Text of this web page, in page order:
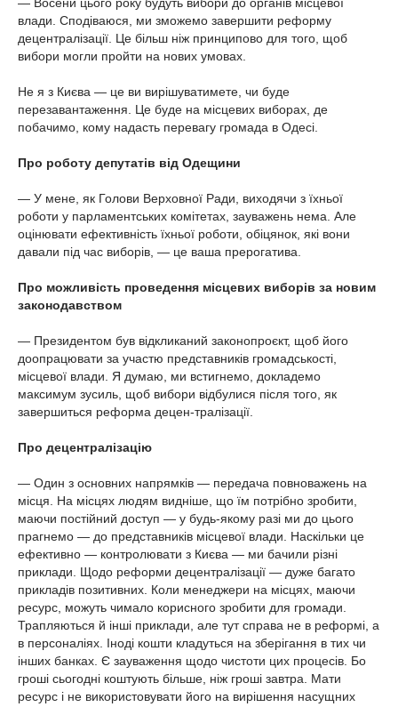
влади. Сподіваюся, ми зможемо завершити реформу
децентралізації. Це більш ніж принципово для того, щоб
вибори могли пройти на нових умовах.
Не я з Києва — це ви вирішуватимете, чи буде
перезавантаження. Це буде на місцевих виборах, де
побачимо, кому надасть перевагу громада в Одесі.
Про роботу депутатів від Одещини
— У мене, як Голови Верховної Ради, виходячи з їхньої
роботи у парламентських комітетах, зауважень нема. Але
оцінювати ефективність їхньої роботи, обіцянок, які вони
давали під час виборів, — це ваша прерогатива.
Про можливість проведення місцевих виборів за новим
законодавством
— Президентом був відкликаний законопроєкт, щоб його
доопрацювати за участю представників громадськості,
місцевої влади. Я думаю, ми встигнемо, докладемо
максимум зусиль, щоб вибори відбулися після того, як
завершиться реформа децен-тралізації.
Про децентралізацію
— Один з основних напрямків — передача повноважень на
місця. На місцях людям видніше, що їм потрібно зробити,
маючи постійний доступ — у будь-якому разі ми до цього
прагнемо — до представників місцевої влади. Наскільки це
ефективно — контролювати з Києва — ми бачили різні
приклади. Щодо реформи децентралізації — дуже багато
прикладів позитивних. Коли менеджери на місцях, маючи
ресурс, можуть чимало корисного зробити для громади.
Трапляються й інші приклади, але тут справа не в реформі, а
в персоналіях. Іноді кошти кладуться на зберігання в тих чи
інших банках. Є зауваження щодо чистоти цих процесів. Бо
гроші сьогодні коштують більше, ніж гроші завтра. Мати
ресурс і не використовувати його на вирішення насущних